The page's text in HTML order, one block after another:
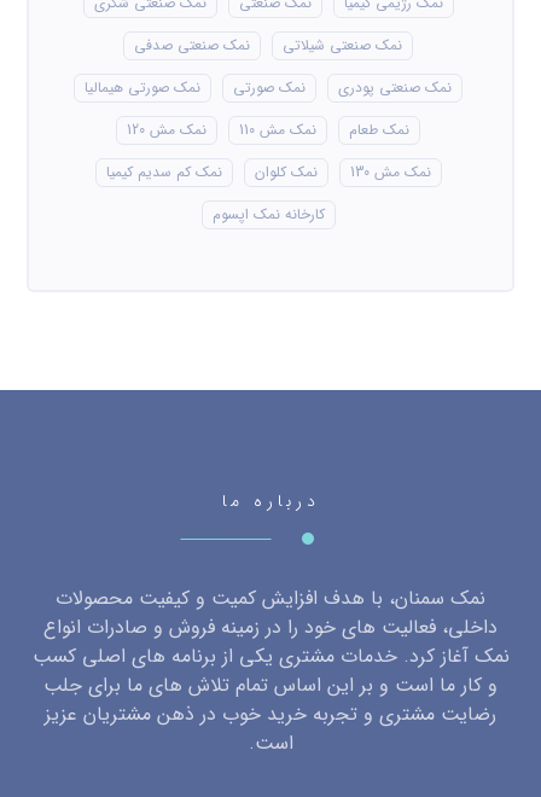
نمک صنعتی شیلاتی
نمک صنعتی صدفی
نمک صنعتی پودری
نمک صورتی
نمک صورتی هیمالیا
نمک طعام
نمک مش 110
نمک مش 120
نمک مش 130
نمک کلوان
نمک کم سدیم کیمیا
کارخانه نمک اپسوم
درباره ما
نمک سمنان، با هدف افزایش کمیت و کیفیت محصولات
داخلی، فعالیت های خود را در زمینه فروش و صادرات انواع
نمک آغاز کرد. خدمات مشتری یکی از برنامه های اصلی کسب
و کار ما است و بر این اساس تمام تلاش های ما برای جلب
رضایت مشتری و تجربه خرید خوب در ذهن مشتریان عزیز
است.